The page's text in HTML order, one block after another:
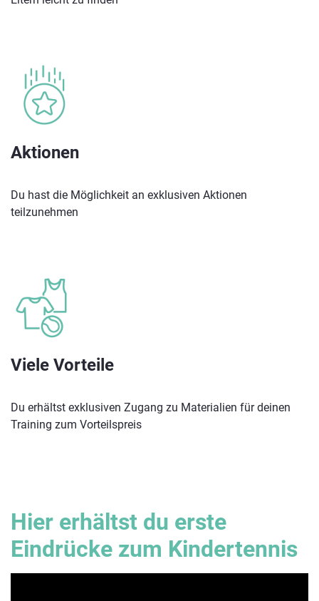
Aktionen
Du hast die Möglichkeit an exklusiven Aktionen
teilzunehmen
Viele Vorteile
Du erhältst exklusiven Zugang zu Materialien für deinen
Training zum Vorteilspreis
Hier erhältst du erste
Eindrücke zum Kindertennis